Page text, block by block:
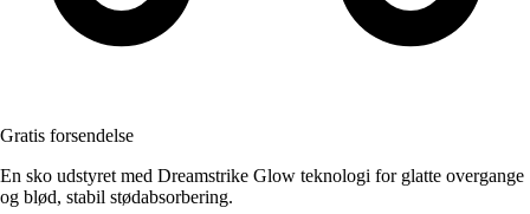
Gratis forsendelse
En sko udstyret med Dreamstrike Glow teknologi for glatte overgange
og blød, stabil stødabsorbering.